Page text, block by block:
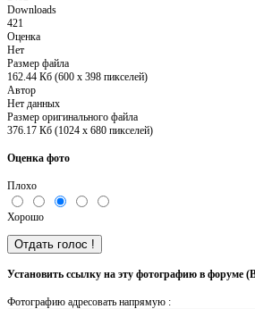
Downloads
421
Оценка
Нет
Размер файла
162.44 Кб (600 x 398 пикселей)
Автор
Нет данных
Размер оригинального файла
376.17 Кб (1024 x 680 пикселей)
Оценка фото
Плохо
Хорошо
Установить ссылку на эту фотографию в форуме
Фотографию адресовать напрямую :